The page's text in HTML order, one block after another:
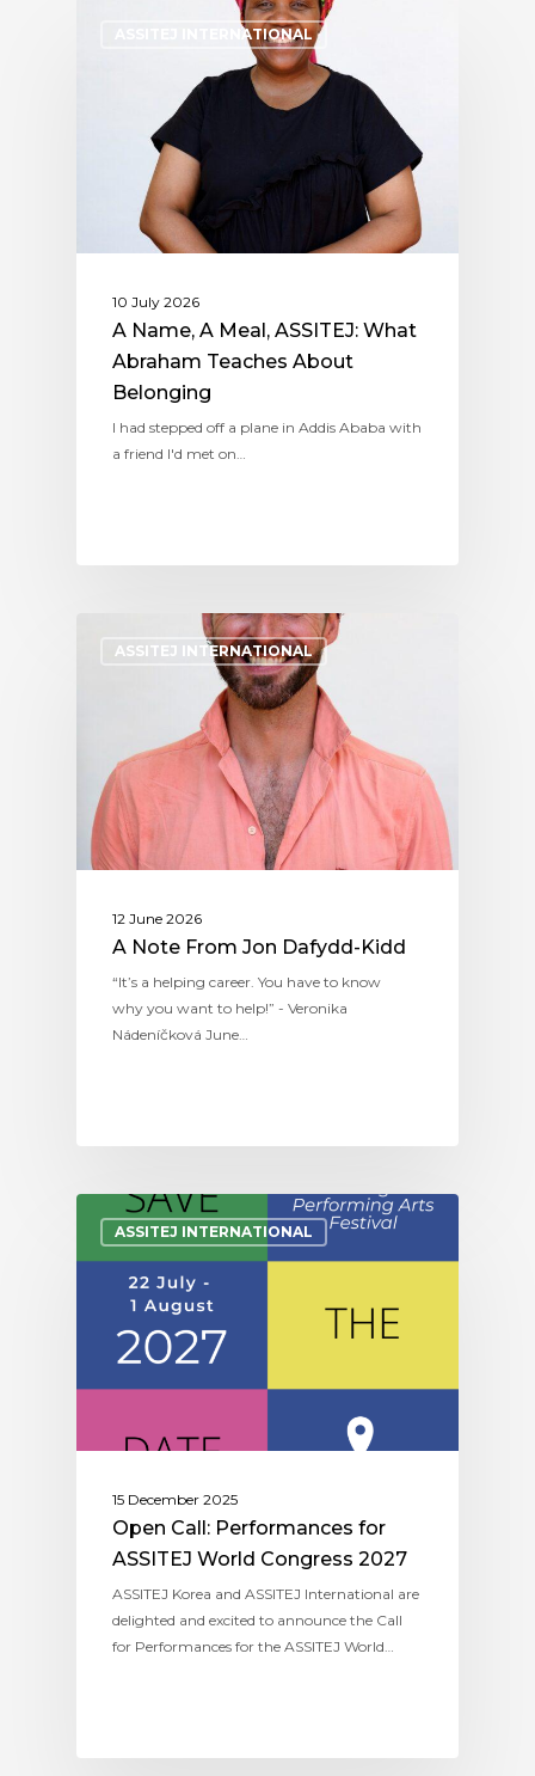
ASSITEJ INTERNATIONAL
10 July 2026
A Name, A Meal, ASSITEJ: What
Abraham Teaches About
Belonging
I had stepped off a plane in Addis Ababa with
a friend I'd met on…
ASSITEJ INTERNATIONAL
12 June 2026
A Note From Jon Dafydd-Kidd
“It’s a helping career. You have to know
why you want to help!” - Veronika
Nádeníčková June…
ASSITEJ INTERNATIONAL
15 December 2025
Open Call: Performances for
ASSITEJ World Congress 2027
ASSITEJ Korea and ASSITEJ International are
delighted and excited to announce the Call
for Performances for the ASSITEJ World…